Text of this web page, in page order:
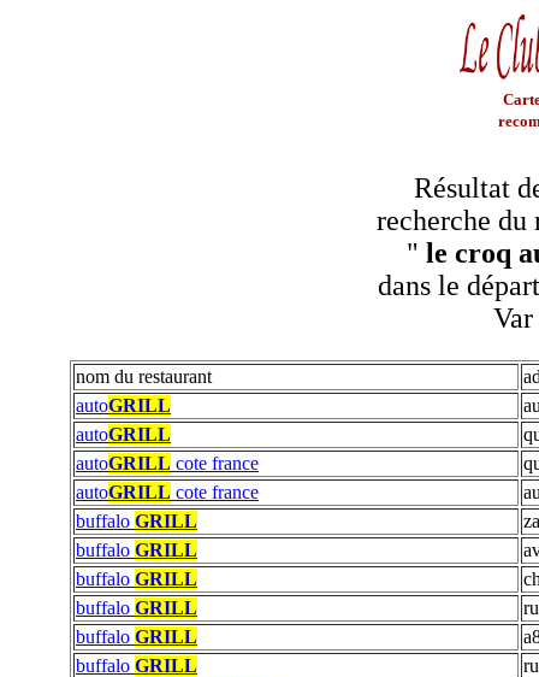
Résultat
recherche du
" le croq
dans le
Var
nom du restaurant
autoGRILL
autoGRILL
autoGRILL cote france
autoGRILL cote france
buffalo GRILL
buffalo GRILL
buffalo GRILL
buffalo GRILL
buffalo GRILL
buffalo GRILL